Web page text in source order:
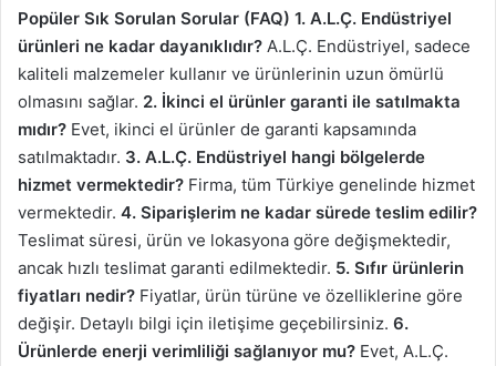
Popüler Sık Sorulan Sorular (FAQ) 1. A.L.Ç. Endüstriyel
ürünleri ne kadar dayanıklıdır? A.L.Ç. Endüstriyel, sadece
kaliteli malzemeler kullanır ve ürünlerinin uzun ömürlü
olmasını sağlar. 2. İkinci el ürünler garanti ile satılmakta
mıdır? Evet, ikinci el ürünler de garanti kapsamında
satılmaktadır. 3. A.L.Ç. Endüstriyel hangi bölgelerde
hizmet vermektedir? Firma, tüm Türkiye genelinde hizmet
vermektedir. 4. Siparişlerim ne kadar sürede teslim edilir?
Teslimat süresi, ürün ve lokasyona göre değişmektedir,
ancak hızlı teslimat garanti edilmektedir. 5. Sıfır ürünlerin
fiyatları nedir? Fiyatlar, ürün türüne ve özelliklerine göre
değişir. Detaylı bilgi için iletişime geçebilirsiniz. 6.
Ürünlerde enerji verimliliği sağlanıyor mu? Evet, A.L.Ç.